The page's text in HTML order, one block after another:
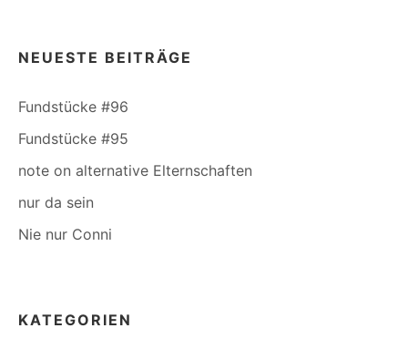
NEUESTE BEITRÄGE
Fundstücke #96
Fundstücke #95
note on alternative Elternschaften
nur da sein
Nie nur Conni
KATEGORIEN